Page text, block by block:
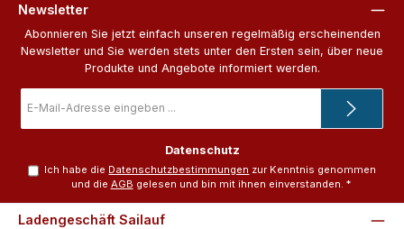
Newsletter
Abonnieren Sie jetzt einfach unseren regelmäßig erscheinenden
Newsletter und Sie werden stets unter den Ersten sein, über neue
Produkte und Angebote informiert werden.
Mail-
Datenschutz
Ich habe die Datenschutzbestimmungen zur Kenntnis genommen
und die AGB gelesen und bin mit ihnen einverstanden. *
Ladengeschäft Sailauf